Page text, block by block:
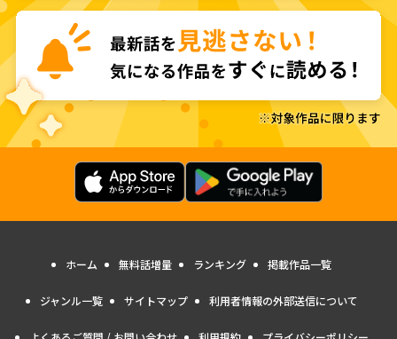
ホーム 無料話増量 ランキング 掲載作品一覧
ジャンル一覧 サイトマップ 利用者情報の外部送信について